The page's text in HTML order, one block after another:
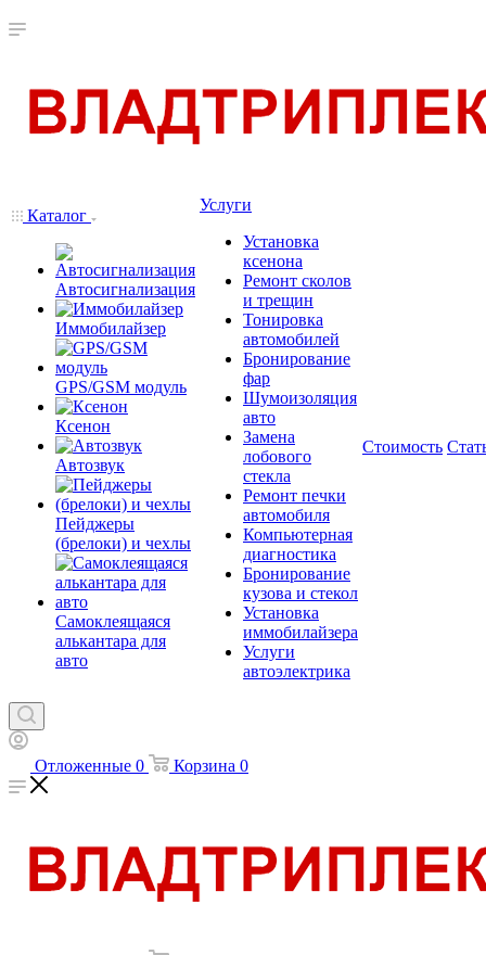
Каталог
Автосигнализация
Иммобилайзер
GPS/GSM модуль
Ксенон
Автозвук
Пейджеры
(брелоки) и чехлы
Самоклеящаяся
алькантара для
авто
Услуги
Установка
ксенона
Ремонт сколов
и трещин
Тонировка
автомобилей
Бронирование
фар
Шумоизоляция
авто
Замена
лобового
стекла
Ремонт печки
автомобиля
Компьютерная
диагностика
Бронирование
кузова и стекол
Установка
иммобилайзера
Услуги
автоэлектрика
Стоимость
Отложенные 0 Корзина 0